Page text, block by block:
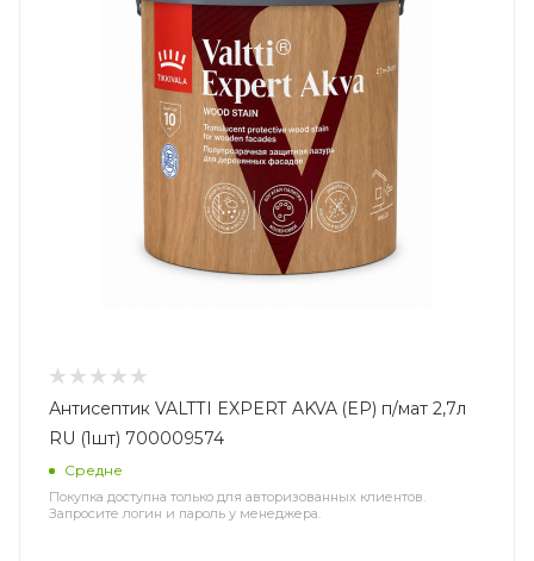
Антисептик VALTTI EXPERT AKVA (EP) п/мат 2,7л
RU (1шт) 700009574
Средне
Покупка доступна только для авторизованных клиентов.
Запросите логин и пароль у менеджера.